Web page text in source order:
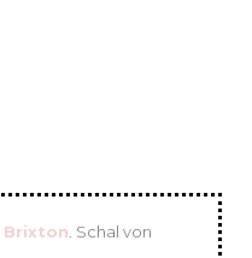
Brixton . Schal von